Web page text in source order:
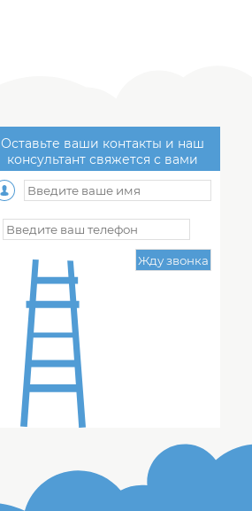
Оставьте ваши контакты и наш
консультант свяжется с вами